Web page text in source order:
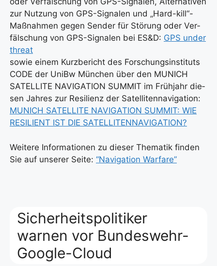
zur Nut­zung von GPS-Signa­len und „Hard-kill“-
Maßnahmen gegen Sen­der für Stö­rung oder Ver­
fäl­schung von GPS-Signa­len bei ES&D: GPS under
thre­at
sowie einem Kurz­be­richt des For­schungs­in­sti­tuts
CODE der UniBw Mün­chen über den MUNICH
SATELLITE NAVIGATION SUMMIT im Früh­jahr die­
sen Jah­res zur Resi­li­enz der Satel­li­ten­na­vi­ga­ti­on:
MUNICH SATELLITE NAVIGATION SUMMIT: WIE
RESILIENT IST DIE SATELLITENNAVIGATION?
Wei­te­re Infor­ma­tio­nen zu die­ser The­ma­tik fin­den
Sie auf unse­rer Sei­te: “Navi­ga­ti­on War­fa­re”
Sicherheitspolitiker
warnen vor Bundeswehr-
Google-Cloud